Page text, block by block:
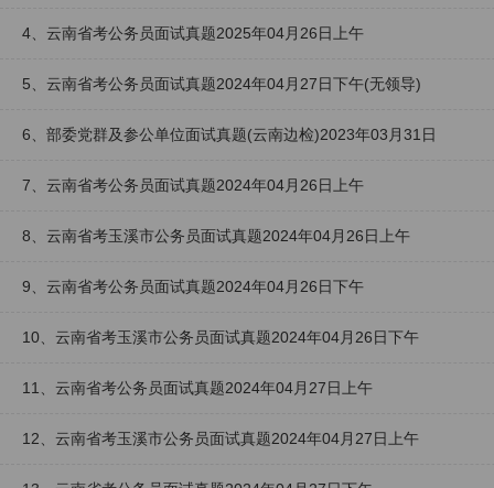
4、云南省考公务员面试真题2025年04月26日上午
5、云南省考公务员面试真题2024年04月27日下午(无领导)
6、部委党群及参公单位面试真题(云南边检)2023年03月31日
7、云南省考公务员面试真题2024年04月26日上午
8、云南省考玉溪市公务员面试真题2024年04月26日上午
9、云南省考公务员面试真题2024年04月26日下午
10、云南省考玉溪市公务员面试真题2024年04月26日下午
11、云南省考公务员面试真题2024年04月27日上午
12、云南省考玉溪市公务员面试真题2024年04月27日上午